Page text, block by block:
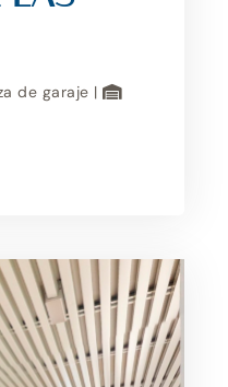
de garaje |